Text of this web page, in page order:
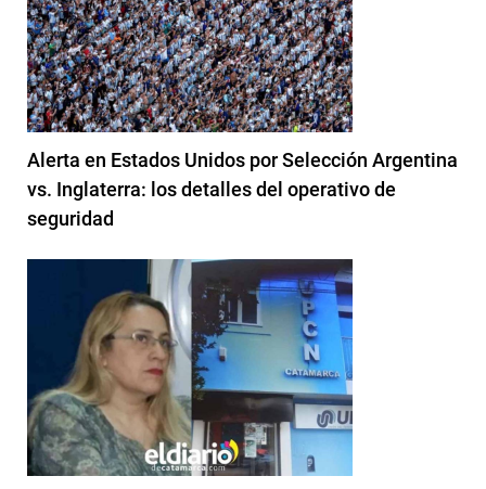
Alerta en Estados Unidos por Selección Argentina
vs. Inglaterra: los detalles del operativo de
seguridad